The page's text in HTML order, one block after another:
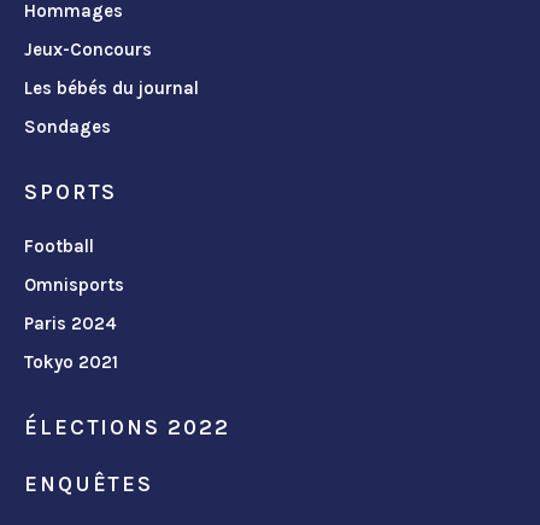
Hommages
Jeux-Concours
Les bébés du journal
Sondages
SPORTS
Football
Omnisports
Paris 2024
Tokyo 2021
ÉLECTIONS 2022
ENQUÊTES